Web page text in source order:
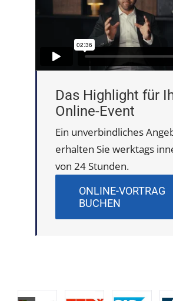
Das Highlight für
Online-Event
Ein unverbindliches
erhalten Sie werktags
von 24 Stunden.
ONLINE-VORTRAG
BUCHEN